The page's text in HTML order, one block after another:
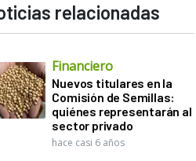
relacionadas
Financiero
Nuevos titulares en la
Comisión de Semillas:
quiénes representarán al
sector privado
hace casi 6 años